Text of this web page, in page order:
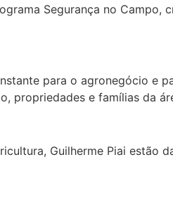
Segurança no
para o agronegócio e
propriedades e famílias da
Guilherme Piai